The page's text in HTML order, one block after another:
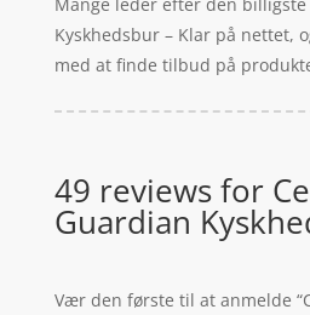
Kyskhedsbur – Klar på nettet,
med at finde tilbud på
49 reviews for
Guardian
Vær den første til at anmelde